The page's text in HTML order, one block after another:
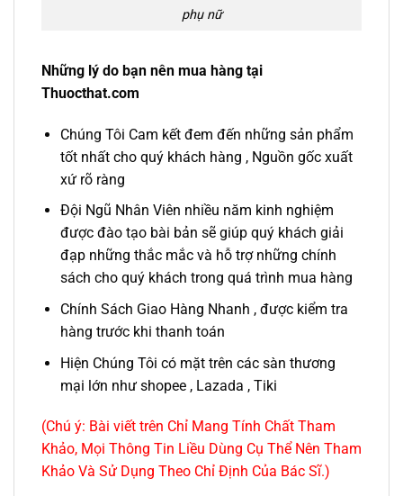
phụ nữ
Những lý do bạn nên mua hàng tại
Thuocthat.com
Chúng Tôi Cam kết đem đến những sản phẩm
tốt nhất cho quý khách hàng , Nguồn gốc xuất
xứ rõ ràng
Đội Ngũ Nhân Viên nhiều năm kinh nghiệm
được đào tạo bài bản sẽ giúp quý khách giải
đạp những thắc mắc và hỗ trợ những chính
sách cho quý khách trong quá trình mua hàng
Chính Sách Giao Hàng Nhanh , được kiểm tra
hàng trước khi thanh toán
Hiện Chúng Tôi có mặt trên các sàn thương
mại lớn như shopee , Lazada , Tiki
(Chú ý: Bài viết trên Chỉ Mang Tính Chất Tham
Khảo, Mọi Thông Tin Liều Dùng Cụ Thể Nên Tham
Khảo Và Sử Dụng Theo Chỉ Định Của Bác Sĩ.)